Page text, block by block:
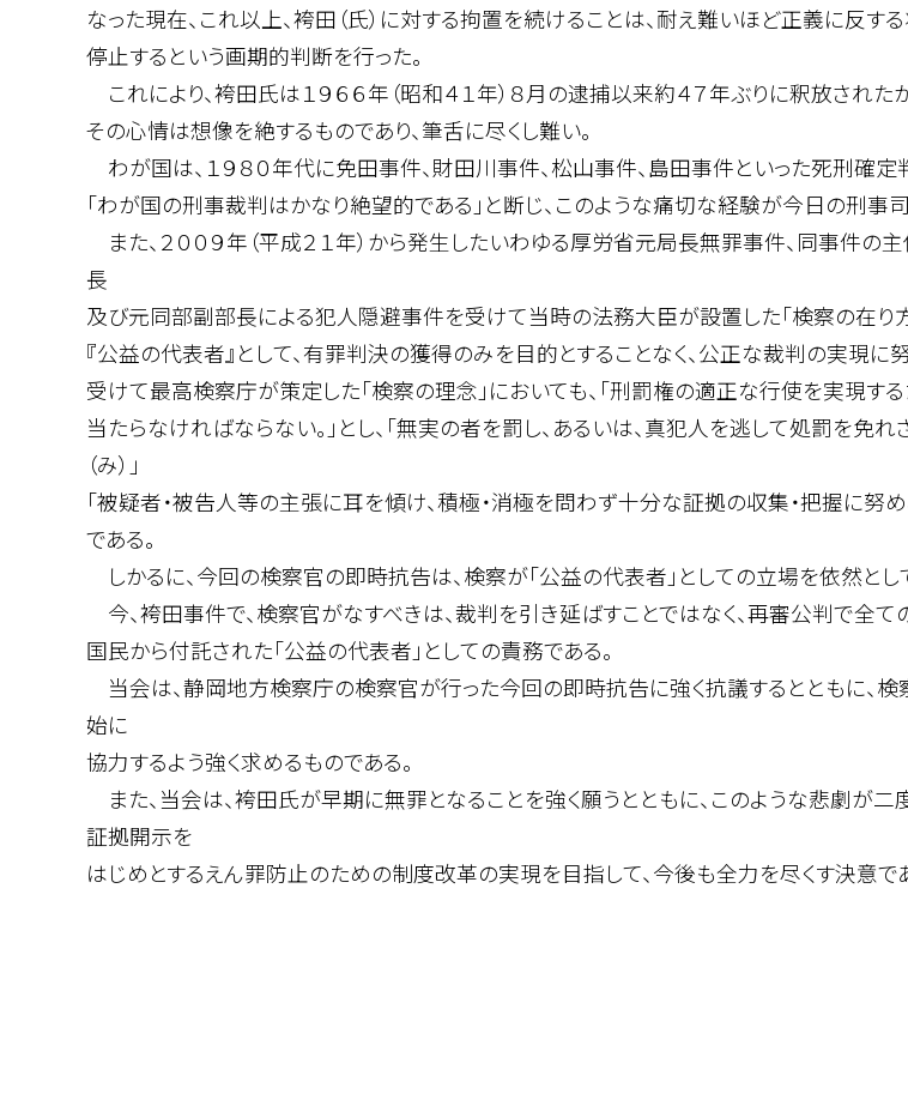
なった現在、これ以上、袴田（氏）に対する拘置を続けることは、耐え難いほど正義に反す
停止するという画期的判断を行った。
これにより、袴田氏は１９６６年（昭和４１年）８月の逮捕以来約４７年ぶりに釈放され
その心情は想像を絶するものであり、筆舌に尽くし難い。
わが国は、１９８０年代に免田事件、財田川事件、松山事件、島田事件といった死刑確
「わが国の刑事裁判はかなり絶望的である」と断じ、このような痛切な経験が今日の刑事
また、２００９年（平成２１年）から発生したいわゆる厚労省元局長無罪事件、同事件
長
及び元同部副部長による犯人隠避事件を受けて当時の法務大臣が設置した「検察の在り
『公益の代表者』として、有罪判決の獲得のみを目的とすることなく、公正な裁判の実現
受けて最高検察庁が策定した「検察の理念」においても、「刑罰権の適正な行使を実現する
当たらなければならない。」とし、「無実の者を罰し、あるいは、真犯人を逃して処罰を免
（み）」
「被疑者・被告人等の主張に耳を傾け、積極・消極を問わず十分な証拠の収集・把握に
である。
しかるに、今回の検察官の即時抗告は、検察が「公益の代表者」としての立場を依然と
今、袴田事件で、検察官がなすべきは、裁判を引き延ばすことではなく、再審公判で全
国民から付託された「公益の代表者」としての責務である。
当会は、静岡地方検察庁の検察官が行った今回の即時抗告に強く抗議するとともに、
始に
協力するよう強く求めるものである。
また、当会は、袴田氏が早期に無罪となることを強く願うとともに、このような悲劇が
証拠開示を
はじめとするえん罪防止のための制度改革の実現を目指して、今後も全力を尽くす決意で
２０１４年（平成２６年
新潟県弁護
会長 小泉